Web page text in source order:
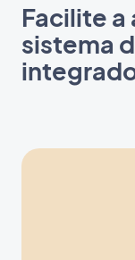
Facilite a
sistema